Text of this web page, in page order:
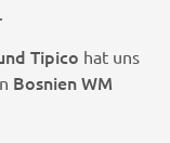
Tipico hat uns
Bosnien WM